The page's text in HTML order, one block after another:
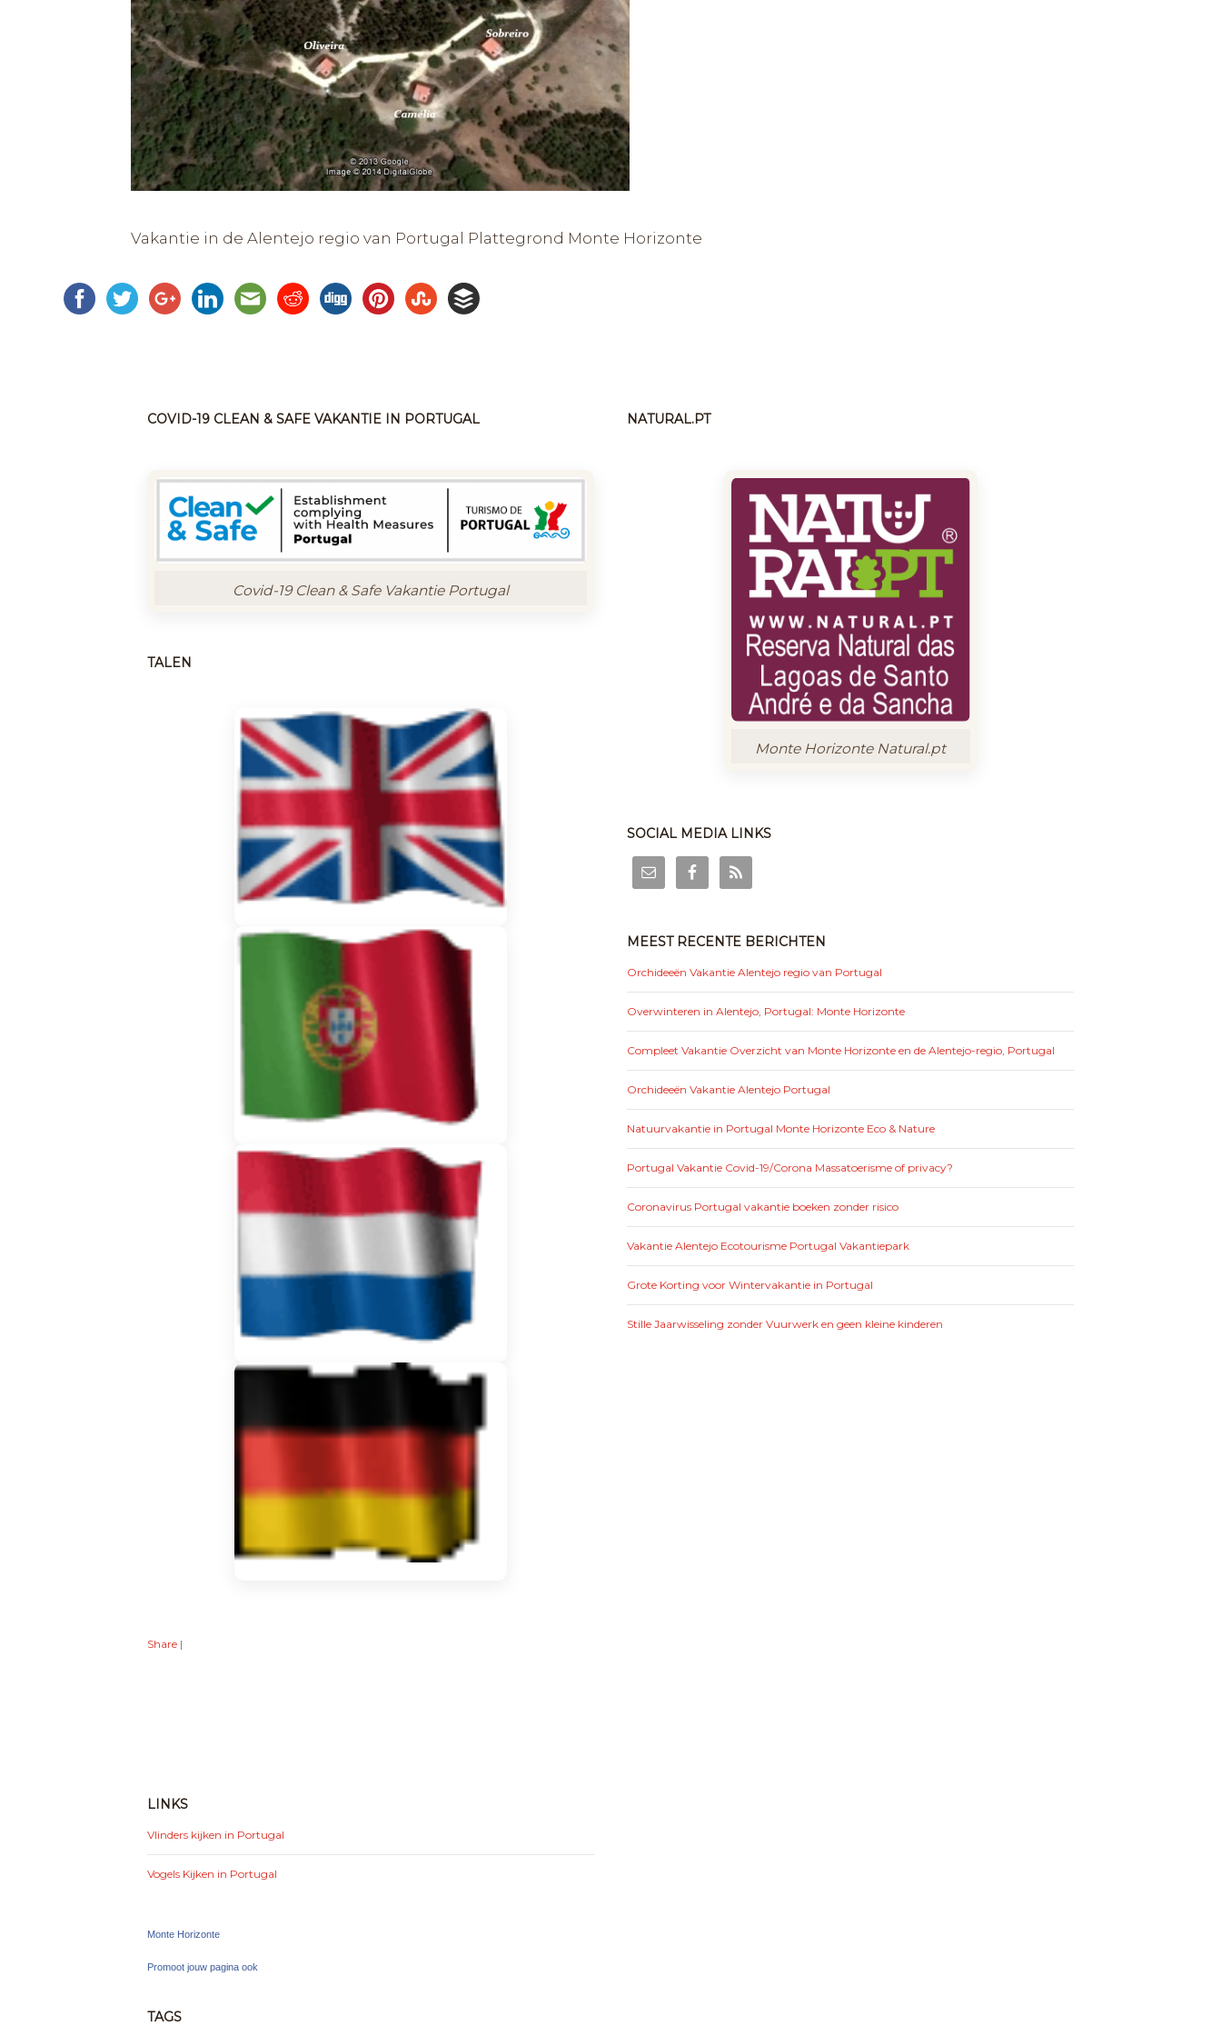
Vakantie in de Alentejo regio van Portugal Plattegrond Monte Horizonte
COVID-19 CLEAN & SAFE VAKANTIE IN PORTUGAL
Covid-19 Clean & Safe Vakantie Portugal
TALEN
Share |
LINKS
Vlinders kijken in Portugal
Vogels Kijken in Portugal
Monte Horizonte
Promoot jouw pagina ook
TAGS
NATURAL.PT
Monte Horizonte Natural.pt
SOCIAL MEDIA LINKS
MEEST RECENTE BERICHTEN
Orchideeën Vakantie Alentejo regio van Portugal
Overwinteren in Alentejo, Portugal: Monte Horizonte
Compleet Vakantie Overzicht van Monte Horizonte en de Alentejo-regio, Portugal
Orchideeën Vakantie Alentejo Portugal
Natuurvakantie in Portugal Monte Horizonte Eco & Nature
Portugal Vakantie Covid-19/Corona Massatoerisme of privacy?
Coronavirus Portugal vakantie boeken zonder risico
Vakantie Alentejo Ecotourisme Portugal Vakantiepark
Grote Korting voor Wintervakantie in Portugal
Stille Jaarwisseling zonder Vuurwerk en geen kleine kinderen